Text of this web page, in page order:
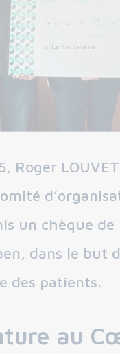
Roger
un chèque
dans le
des patients.
au